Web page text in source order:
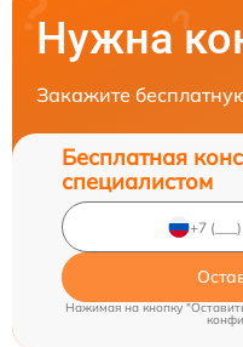
Нужна
Закажите
Бесплатная
специалистом
Нажимая на кнопку